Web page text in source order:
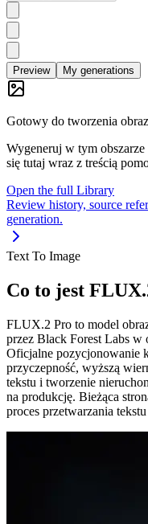
Preview My generations
Gotowy do tworzenia
Wygeneruj w tym
się tutaj wraz z treścią
Open the full Library
Review history, source
generation.
Text To Image
Co to jest
FLUX.2 Pro to model
przez Black Forest Labs
Oficjalne pozycjonowanie
przyczepność, wyższą
tekstu i tworzenie
na produkcję. Bieżąca
proces przetwarzania